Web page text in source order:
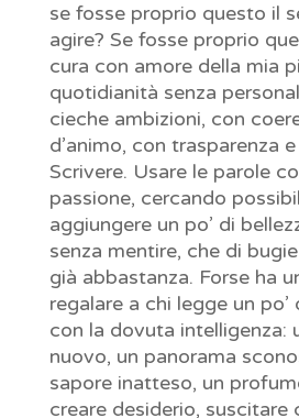
se fosse proprio questo il
agire? Se fosse proprio
cura con amore della mia
quotidianità senza
cieche ambizioni, con
d’animo, con trasparenza
Scrivere. Usare le parole
passione, cercando
aggiungere un po’ di
senza mentire, che di
già abbastanza. Forse ha
regalare a chi legge un po’
con la dovuta intelligenza:
nuovo, un panorama
sapore inatteso, un
creare desiderio, suscitare